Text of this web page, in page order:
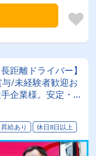
距離ドライバー】
/未経験者歓迎お
企業様。安定・安
☆燃費ランキング
円支給♪
昇給あり 休日8日以上